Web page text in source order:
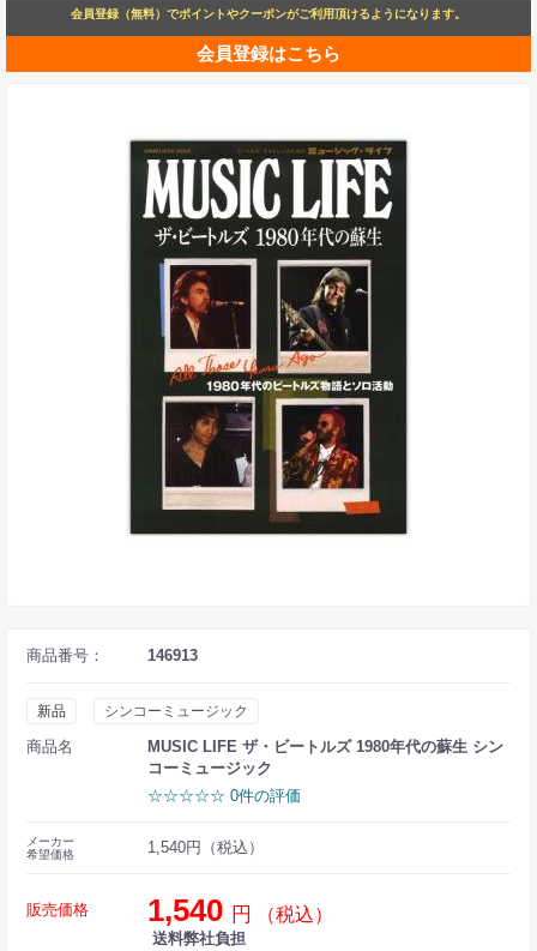
会員登録（無料）でポイントやクーポンがご利用頂けるようになります。
会員登録はこちら
商品番号： 146913
新品 シンコーミュージック
商品名
MUSIC LIFE ザ・ビートルズ 1980年代の蘇生 シン
コーミュージック
☆☆☆☆☆ 0件の評価
メーカー
希望価格
1,540円（税込）
販売価格 1,540 円 （税込）
送料弊社負担